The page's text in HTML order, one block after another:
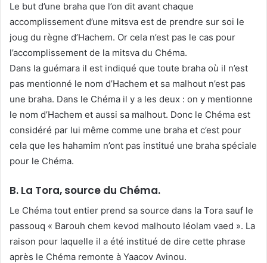
Le but d’une braha que l’on dit avant chaque
accomplissement d’une mitsva est de prendre sur soi le
joug du règne d’Hachem. Or cela n’est pas le cas pour
l’accomplissement de la mitsva du Chéma.
Dans la guémara il est indiqué que toute braha où il n’est
pas mentionné le nom d’Hachem et sa malhout n’est pas
une braha. Dans le Chéma il y a les deux : on y mentionne
le nom d’Hachem et aussi sa malhout. Donc le Chéma est
considéré par lui même comme une braha et c’est pour
cela que les hahamim n’ont pas institué une braha spéciale
pour le Chéma.
B. La Tora, source du Chéma.
Le Chéma tout entier prend sa source dans la Tora sauf le
passouq « Barouh chem kevod malhouto léolam vaed ». La
raison pour laquelle il a été institué de dire cette phrase
après le Chéma remonte à Yaacov Avinou.